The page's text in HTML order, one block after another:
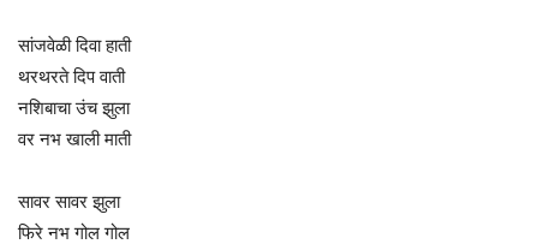
सांजवेळी दिवा हाती
थरथरते दिप वाती
नशिबाचा उंच झुला
वर नभ खाली माती
सावर सावर झुला
फिरे नभ गोल गोल